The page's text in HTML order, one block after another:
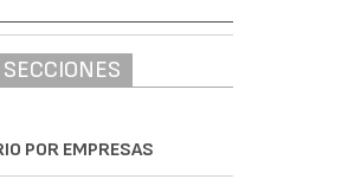
POR EMPRESAS